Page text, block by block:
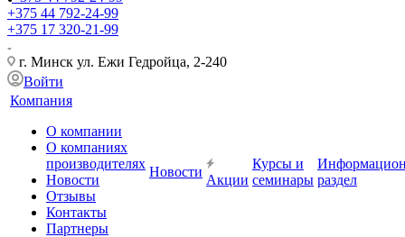
+375 44 792-24-99
+375 17 320-21-99
г. Минск ул. Ежи Гедройца, 2-240
Войти
Компания
О компании
О компаниях
производителях
Новости
Отзывы
Контакты
Партнеры
Новости
Акции
Курсы и
семинары раздел